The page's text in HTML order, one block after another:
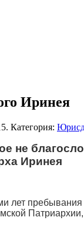
Иринея
. Категория:
не
Иринея
лет